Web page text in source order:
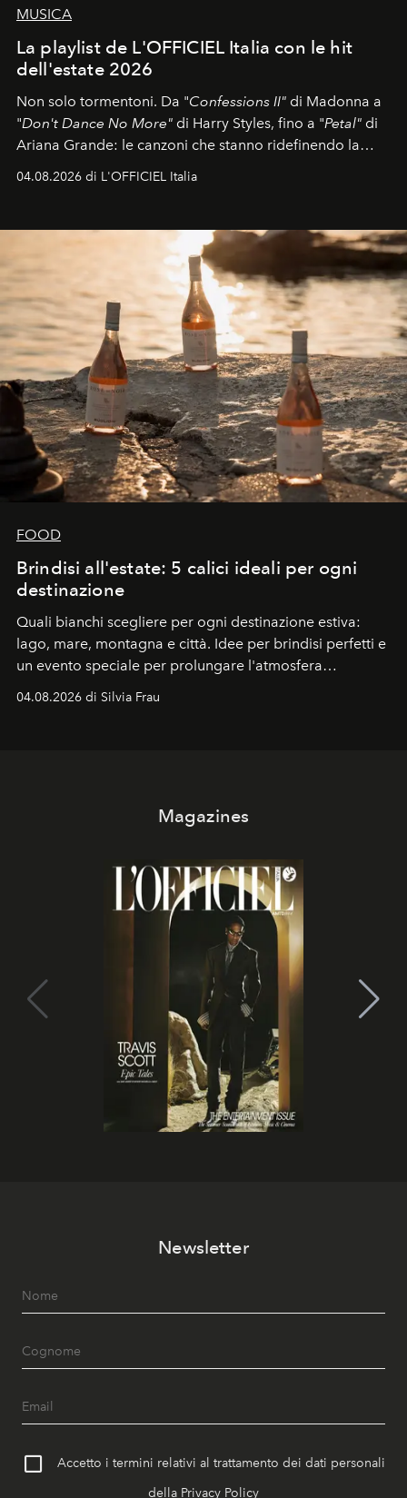
MUSICA
La playlist de L'OFFICIEL Italia con le hit
dell'estate 2026
Non solo tormentoni. Da "Confessions II" di Madonna a
"Don't Dance No More" di Harry Styles, fino a "Petal" di
Ariana Grande: le canzoni che stanno ridefinendo la
colonna sonora della stagione.
04.08.2026 di L'OFFICIEL Italia
FOOD
Brindisi all'estate: 5 calici ideali per ogni
destinazione
Quali bianchi scegliere per ogni destinazione estiva:
lago, mare, montagna e città. Idee per brindisi perfetti e
un evento speciale per prolungare l'atmosfera
04.08.2026 di Silvia Frau
Magazines
Newsletter
Accetto i termini relativi al trattamento dei dati personali
della Privacy Policy